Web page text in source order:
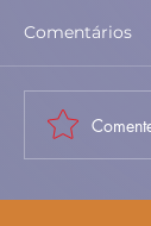
🐐🍚
Baixa –
Sabor
Comentários